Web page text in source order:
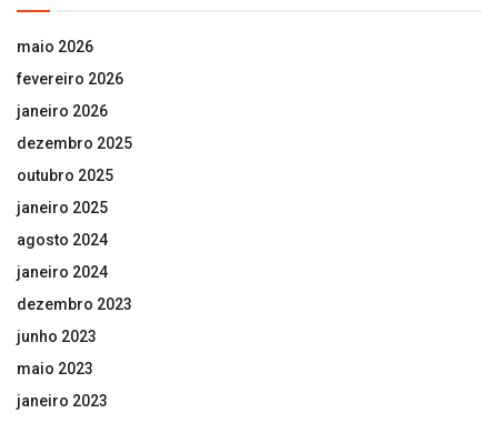
maio 2026
fevereiro 2026
janeiro 2026
dezembro 2025
outubro 2025
janeiro 2025
agosto 2024
janeiro 2024
dezembro 2023
junho 2023
maio 2023
janeiro 2023